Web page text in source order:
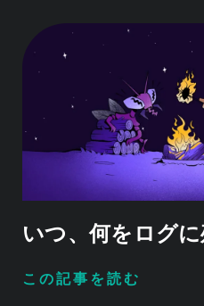
いつ、何をログ
この記事を読む